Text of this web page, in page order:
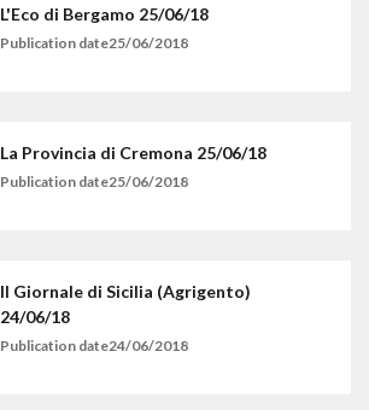
L'Eco di Bergamo 25/06/18
Publication date25/06/2018
La Provincia di Cremona 25/06/18
Publication date25/06/2018
Il Giornale di Sicilia (Agrigento)
24/06/18
Publication date24/06/2018